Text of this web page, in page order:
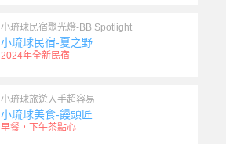
小琉球民宿聚光燈-BB Spotlight
小琉球民宿-夏之野
2024年全新民宿
小琉球旅遊入手超容易
小琉球美食-饅頭匠
早餐，下午茶點心